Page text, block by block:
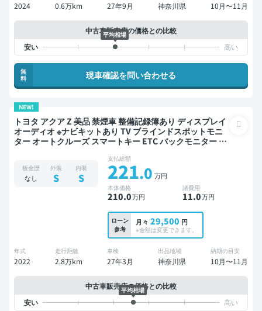
2024 0.6万km 27年9月 神奈川県 10月〜11月
中古車販売店の価格との比較
平均相場
無
料
現車確認を問い合わせる
NEW!
トヨタ アクア Z 美品 禁煙車 整備記録簿あり ディスプレイ
オーディオ ※ナビキットあり TV ブラインドスポットモニ
ター オートクルーズ スマートキー ETC バックモニター 全
板金歴
なし
外装
S
内装
S
支払総額
221.0 万円
本体価格
210.0万円
諸費用
11.0万円
ローン
参考
月々 29,500 円
※金額は変更できます。
年式
2022
走行距離
2.8万km
車検
27年3月
出品地域
神奈川県
納期の目安
10月〜11月
中古車販売店の価格との比較
平均相場